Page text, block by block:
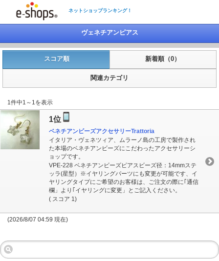
ネットショップランキング！
ヴェネチアンピアス
スコア順 新着順（0）
関連カテゴリ
1件中1～1を表示
1位
ベネチアンビーズアクセサリーTrattoria
イタリア・ヴェネツィア、ムラーノ島の工房で製作され
た本場のベネチアンビーズにこだわったアクセサリーシ
ョップです。
VPE-228 ベネチアンビーズピアスビーズ径：14mmステ
ッラ(星型）※イヤリングパーツにも変更が可能です、イ
ヤリングタイプにご希望のお客様は、ご注文の際に｢通信
欄」より｢イヤリングに変更」とご記入ください。
( スコア 1)
(2026/8/07 04:59 現在)